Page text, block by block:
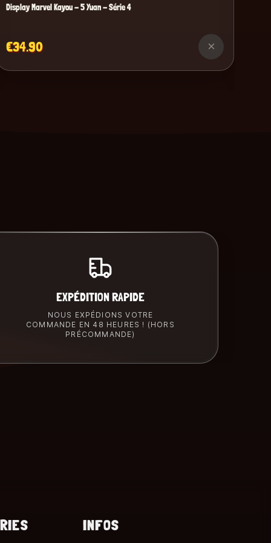
Display Marvel Kayou - 5 Yuan - Série 4
€34.90 ×
EXPÉDITION RAPIDE
NOUS EXPÉDIONS VOTRE
COMMANDE EN 48 HEURES ! (HORS
PRÉCOMMANDE)
INFOS